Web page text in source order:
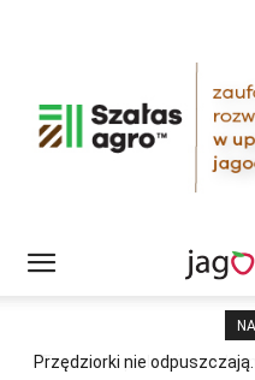
Przędziorki nie